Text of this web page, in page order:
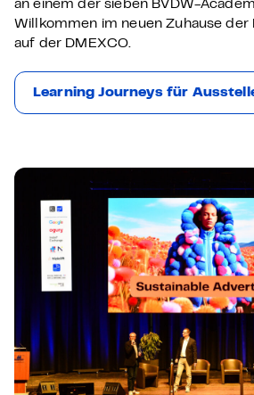
an einem der sieben BVDW-
Willkommen im neuen Zuhause der
auf der DMEXCO.
Learning Journeys für